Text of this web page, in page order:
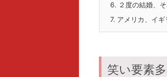
6. ２度の結婚、
7. アメリカ、イ
笑い要素